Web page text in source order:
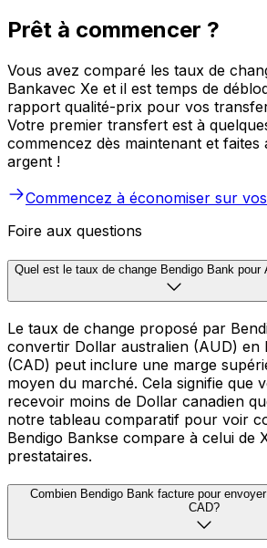
Prêt à commencer ?
Vous avez comparé les taux de
Bankavec Xe et il est temps de
rapport qualité-prix pour vos
Votre premier transfert est à
commencez dès maintenant et
argent !
Commencez à économiser sur
Foire aux questions
Quel est le taux de change Bendigo Bank pour
Le taux de change proposé par
convertir Dollar australien (AUD) en
(CAD) peut inclure une marge
moyen du marché. Cela signifie que
recevoir moins de Dollar canadien
notre tableau comparatif pour voir
Bendigo Bankse compare à celui de
prestataires.
Combien Bendigo Bank facture pour
CAD?